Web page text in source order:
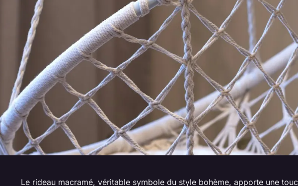
Le rideau macramé, véritable symbole du style bohème, apporte une